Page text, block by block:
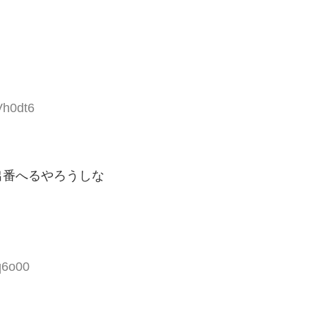
へるやろうしな